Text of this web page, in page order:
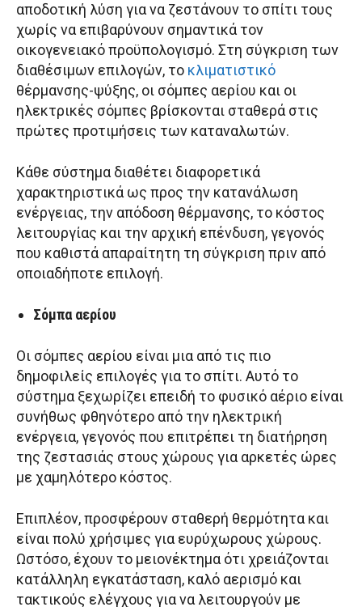
αποδοτική λύση για να ζεστάνουν το σπίτι τους
χωρίς να επιβαρύνουν σημαντικά τον
οικογενειακό προϋπολογισμό. Στη σύγκριση των
διαθέσιμων επιλογών, το κλιματιστικό
θέρμανσης-ψύξης, οι σόμπες αερίου και οι
ηλεκτρικές σόμπες βρίσκονται σταθερά στις
πρώτες προτιμήσεις των καταναλωτών.
Κάθε σύστημα διαθέτει διαφορετικά
χαρακτηριστικά ως προς την κατανάλωση
ενέργειας, την απόδοση θέρμανσης, το κόστος
λειτουργίας και την αρχική επένδυση, γεγονός
που καθιστά απαραίτητη τη σύγκριση πριν από
οποιαδήποτε επιλογή.
Σόμπα αερίου
Οι σόμπες αερίου είναι μια από τις πιο
δημοφιλείς επιλογές για το σπίτι. Αυτό το
σύστημα ξεχωρίζει επειδή το φυσικό αέριο είναι
συνήθως φθηνότερο από την ηλεκτρική
ενέργεια, γεγονός που επιτρέπει τη διατήρηση
της ζεστασιάς στους χώρους για αρκετές ώρες
με χαμηλότερο κόστος.
Επιπλέον, προσφέρουν σταθερή θερμότητα και
είναι πολύ χρήσιμες για ευρύχωρους χώρους.
Ωστόσο, έχουν το μειονέκτημα ότι χρειάζονται
κατάλληλη εγκατάσταση, καλό αερισμό και
τακτικούς ελέγχους για να λειτουργούν με